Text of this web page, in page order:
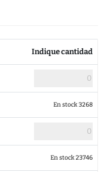
Indique cantidad
En stock 3268
En stock 23746